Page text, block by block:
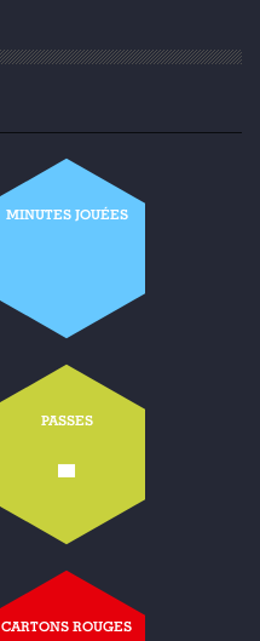
MINUTES JOUÉES
PASSES
-
CARTONS ROUGES